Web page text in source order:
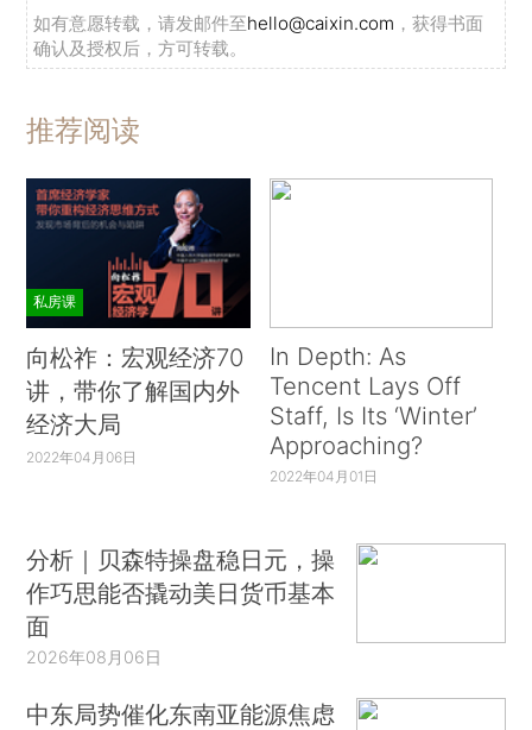
如有意愿转载，请发邮件至hello@caixin.com ，获得书面
确认及授权后，方可转载。
推荐阅读
私房课
向松祚：宏观经济70
讲，带你了解国内外
经济大局
2022年04月06日
In Depth: As
Tencent Lays Off
Staff, Is Its ‘Winter’
Approaching?
2022年04月01日
分析｜贝森特操盘稳日元，操
作巧思能否撬动美日货币基本
面
2026年08月06日
中东局势催化东南亚能源焦虑